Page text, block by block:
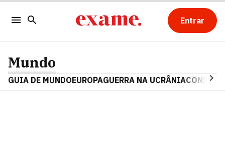
Entrar
Mundo
GUIA DE MUNDOEUROPAGUERRA NA UCRÂNIA